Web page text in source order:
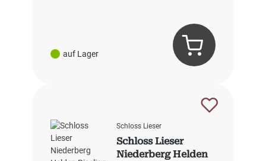
auf Lager
Schloss Lieser
Schloss Lieser
Niederberg Helden